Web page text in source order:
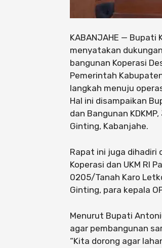
KABANJAHE — Bupati
menyatakan
bangunan Koperasi
Pemerintah
langkah menuju
Hal ini disampaikan
dan Bangunan
Ginting, Kabanjahe.
Rapat ini juga dihadiri
Koperasi dan UKM RI
0205/Tanah Karo
Ginting, para kepala
Menurut Bupati
agar pembangunan
“Kita dorong agar